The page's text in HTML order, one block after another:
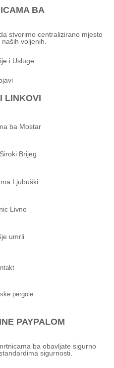
BA
stvorimo centralizirano mjesto
voljenih.
i Usluge
LINKOVI
ba Mostar
Brijeg
Ljubuški
Livno
umrli
pergole
PAYPALOM
ba obavljate sigurno
sigurnosti.